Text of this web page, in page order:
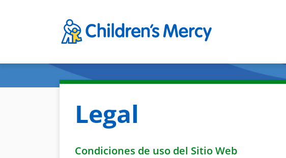
Legal
Condiciones de uso del Sitio Web